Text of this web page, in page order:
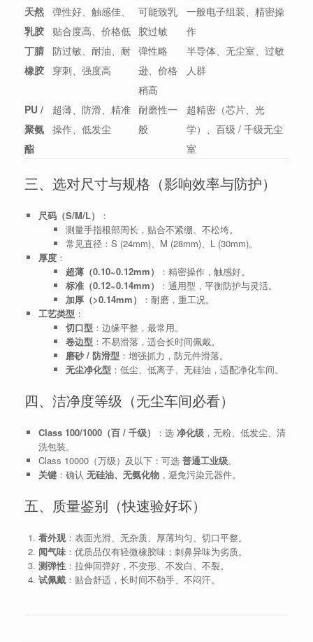
天然
乳胶
弹性好、触感佳、
贴合度高、价格低
可能致乳
胶过敏
一般电子组装、精密操
作
丁腈
橡胶
防过敏、耐油、耐
穿刺、强度高
弹性略
逊、价格
稍高
半导体、无尘室、过敏
人群
PU /
聚氨
酯
超薄、防滑、精准
操作、低发尘
耐磨性一
般
超精密（芯片、光
学）、百级 / 千级无尘
室
三、选对尺寸与规格（影响效率与防护）
尺码（S/M/L）
：
测量手指根部周长，贴合不紧绷、不松垮。
常见直径：S (24mm)、M (28mm)、L (30mm)。
厚度：
超薄（0.10~0.12mm）
：精密操作，触感好。
标准（0.12~0.14mm）
：通用型，平衡防护与灵活。
加厚（>0.14mm）
：耐磨，重工况。
工艺类型 ：
切口型 ：边缘平整，最常用。
卷边型 ：不易滑落，适合长时间佩戴。
磨砂 / 防滑型 ：增强抓力，防元件滑落。
无尘净化型 ：低尘、低离子、无硅油，适配净化车间。
四、洁净度等级（无尘车间必看）
Class 100/1000（百 / 千级） ：选 净化级，无粉、低发尘、清
洗包装。
Class 10000（万级）及以下：可选 普通工业级。
关键：确认 无硅油、无氨化物，避免污染元器件。
五、质量鉴别（快速验好坏）
看外观：表面光滑、无杂质、厚薄均匀、切口平整。
闻气味：优质品仅有轻微橡胶味；刺鼻异味为劣质。
测弹性：拉伸回弹好，不变形、不发白、不裂。
试佩戴：贴合舒适，长时间不勒手、不闷汗。